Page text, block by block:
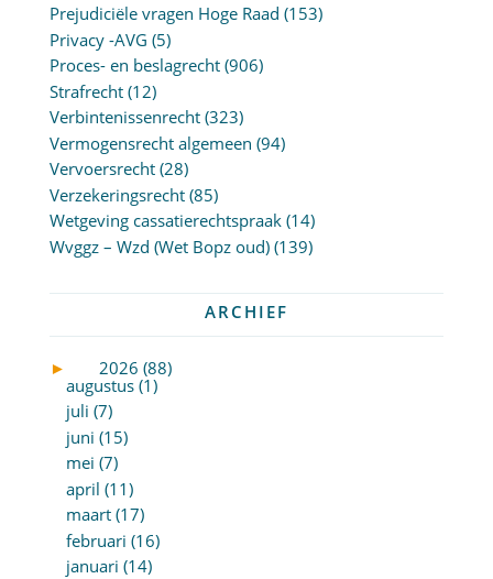
Prejudiciële vragen Hoge Raad (153)
Privacy -AVG (5)
Proces- en beslagrecht(906)
Strafrecht(12)
Verbintenissenrecht(323)
Vermogensrecht algemeen (94)
Vervoersrecht(28)
Verzekeringsrecht(85)
Wetgeving cassatierechtspraak(14)
Wvggz – Wzd (Wet Bopz oud)(139)
ARCHIEF
►
2026 (88)
augustus (1)
juli (7)
juni (15)
mei (7)
april (11)
maart (17)
februari (16)
januari (14)